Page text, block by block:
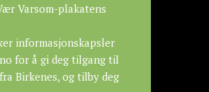
Varsom-plakatens
informasjonskapsler
for å gi deg tilgang til
Birkenes, og tilby deg